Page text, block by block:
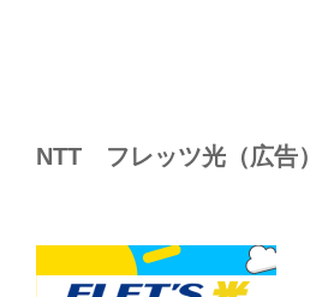
NTT フレッツ光（広告）